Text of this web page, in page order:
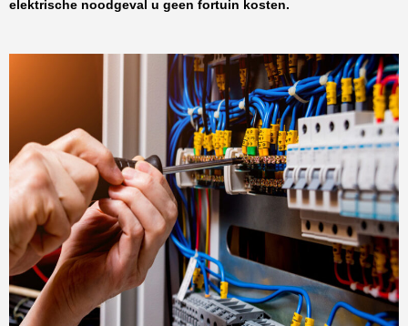
elektrische noodgeval u geen fortuin kosten.